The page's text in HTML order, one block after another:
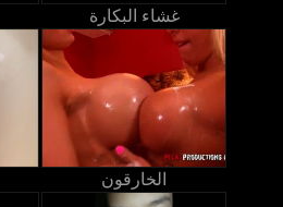
غشاء البكارة
الخارقون